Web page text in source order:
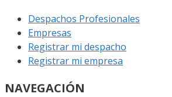
Despachos Profesionales
Empresas
Registrar mi despacho
Registrar mi empresa
NAVEGACIÓN